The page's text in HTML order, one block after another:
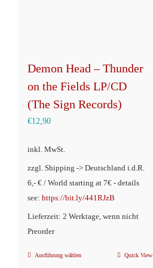
Demon Head – Thunder
on the Fields LP/CD
(The Sign Records)
€12,90
inkl. MwSt.
zzgl. Shipping -> Deutschland i.d.R.
6,- € / World starting at 7€ - details
see: https://bit.ly/441RJzB
Lieferzeit: 2 Werktage, wenn nicht
Preorder
Ausführung wählenDieses Quick View